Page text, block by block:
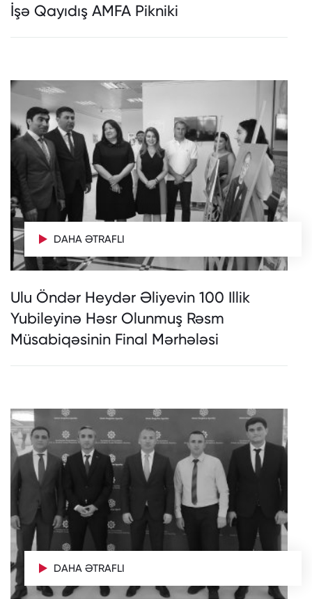
İşə Qayıdış AMFA Pikniki
DAHA ƏTRAFLI
Ulu Öndər Heydər Əliyevin 100 Illik
Yubileyinə Həsr Olunmuş Rəsm
Müsabiqəsinin Final Mərhələsi
DAHA ƏTRAFLI